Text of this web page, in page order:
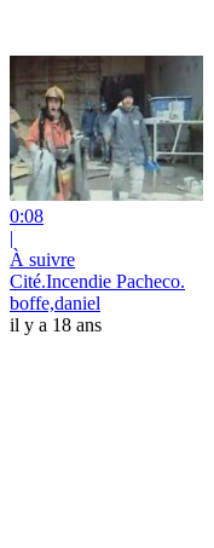
0:08
|
À suivre
Cité.Incendie Pacheco.
boffe,daniel
il y a 18 ans